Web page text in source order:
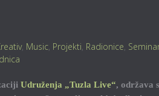
, Music, Projekti, Radionice,
Udruženja „Tuzla Live“, održava